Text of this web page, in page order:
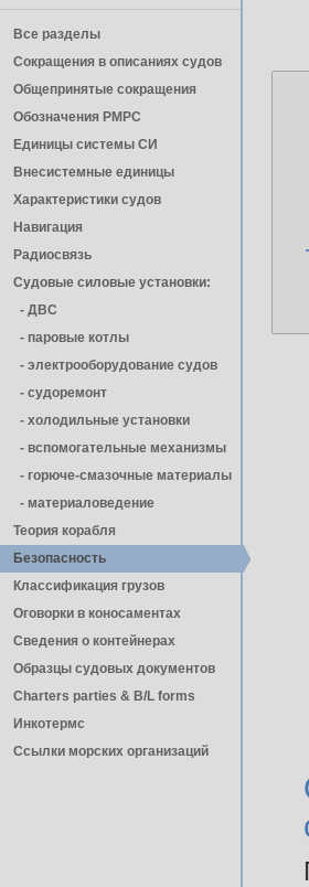
Все разделы
Сокращения в описаниях судов
Общепринятые сокращения
Обозначения РМРС
Единицы cистемы СИ
Внесистемные единицы
Характеристики судов
Навигация
Радиосвязь
Судовые силовые установки:
- ДВС
- паровые котлы
- электрооборудование судов
- cудоремонт
- холодильные установки
- вспомогательные механизмы
- горюче-смазочные материалы
- материаловедение
Теория корабля
Безопасность
Классификация грузов
Оговорки в коносаментах
Сведения о контейнерах
Образцы судовых документов
Charters parties & B/L forms
Инкотермс
Ссылки морских организаций